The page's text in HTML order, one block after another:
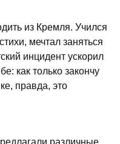
из Кремля. Учился
мечтал заняться
инцидент ускорил
как только закончу
правда, это